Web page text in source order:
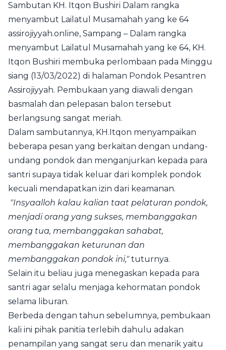
Sambutan KH. Itqon Bushiri Dalam rangka
menyambut Lailatul Musamahah yang ke 64
assirojiyyah.online, Sampang – Dalam rangka
menyambut Lailatul Musamahah yang ke 64, KH.
Itqon Bushiri membuka perlombaan pada Minggu
siang (13/03/2022) di halaman Pondok Pesantren
Assirojiyyah. Pembukaan yang diawali dengan
basmalah dan pelepasan balon tersebut
berlangsung sangat meriah.
Dalam sambutannya, KH.Itqon menyampaikan
beberapa pesan yang berkaitan dengan undang-
undang pondok dan menganjurkan kepada para
santri supaya tidak keluar dari komplek pondok
kecuali mendapatkan izin dari keamanan.
"Insyaalloh kalau kalian taat pelaturan pondok,
menjadi orang yang sukses, membanggakan
orang tua, membanggakan sahabat,
membanggakan keturunan dan
membanggakan pondok ini,"tuturnya.
Selain itu beliau juga menegaskan kepada para
santri agar selalu menjaga kehormatan pondok
selama liburan.
Berbeda dengan tahun sebelumnya, pembukaan
kali ini pihak panitia terlebih dahulu adakan
penampilan yang sangat seru dan menarik yaitu